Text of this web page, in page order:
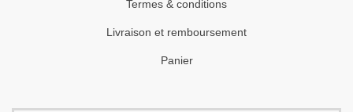
Termes & conditions
Livraison et remboursement
Panier